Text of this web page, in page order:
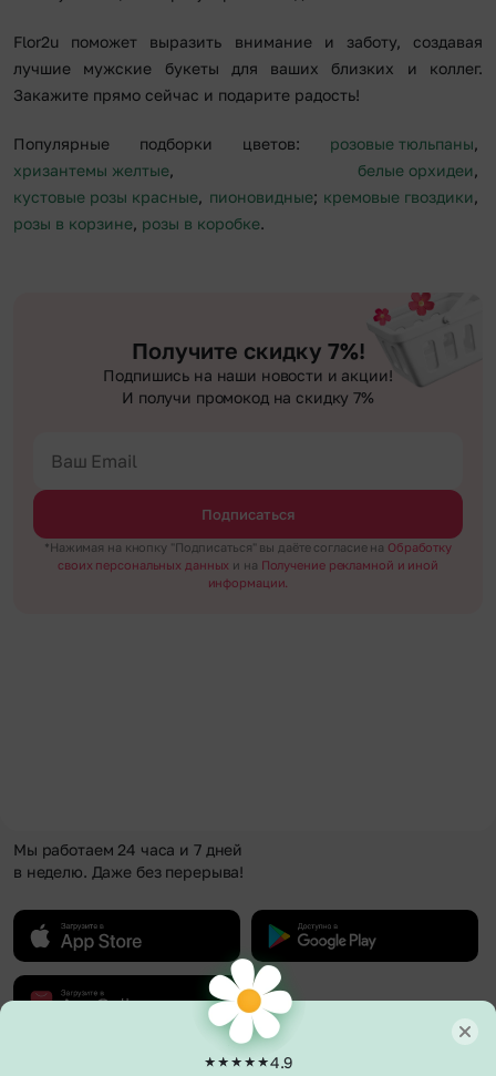
Flor2u поможет выразить внимание и заботу, создавая
лучшие мужские букеты для ваших близких и коллег.
Закажите прямо сейчас и подарите радость!
Популярные подборки цветов: розовые тюльпаны,
хризантемы желтые, белые орхидеи,
кустовые розы красные, пионовидные; кремовые гвоздики,
розы в корзине, розы в коробке.
Получите скидку 7%!
Подпишись на наши новости и акции!
И получи промокод на скидку 7%
Подписаться
*Нажимая на кнопку "Подписаться" вы даёте согласие на Обработку
своих персональных данных и на Получение рекламной и иной
информации.
Мы работаем 24 часа и 7 дней
в неделю. Даже без перерыва!
4.9